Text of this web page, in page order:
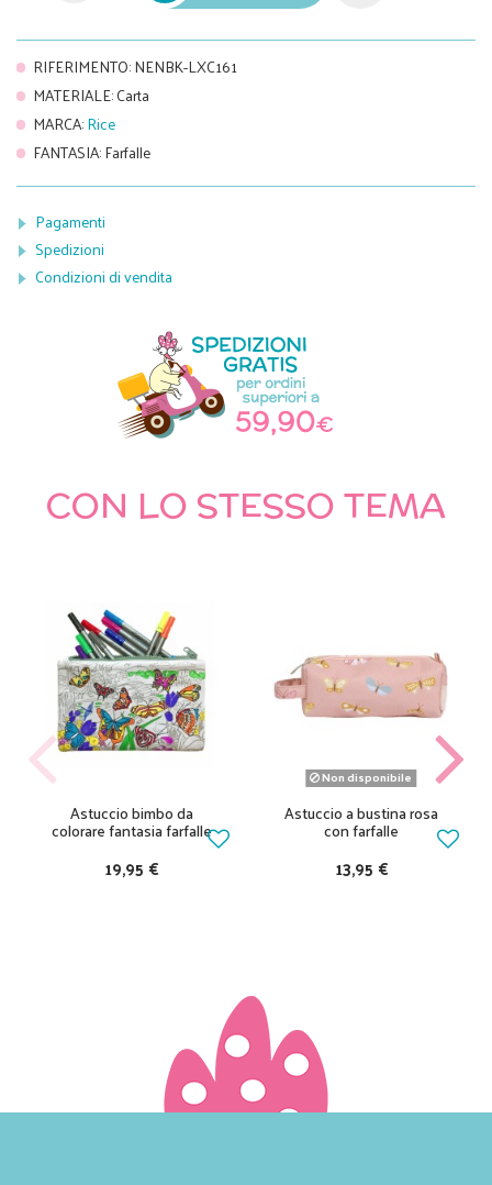
RIFERIMENTO:NENBK-LXC161
MATERIALE:Carta
MARCA:Rice
FANTASIA:Farfalle
Pagamenti
Spedizioni
Condizioni di vendita
CON LO STESSO TEMA
Astuccio bimbo da
colorare fantasia farfalle
19,95 €
Non disponibile
Astuccio a bustina rosa
con farfalle
13,95 €